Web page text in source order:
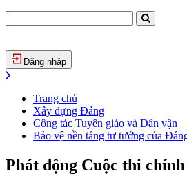
Đăng nhập
Trang chủ
Xây dựng Đảng
Công tác Tuyên giáo và Dân vận
Bảo vệ nền tảng tư tưởng của
Phát động Cuộc thi